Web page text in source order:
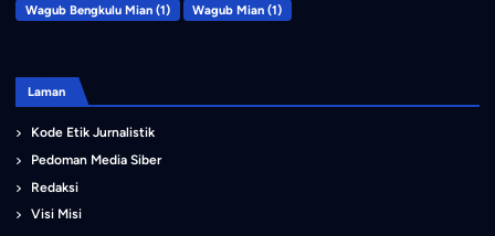
Wagub Bengkulu Mian(1) Wagub Mian (1)
Laman
Kode Etik Jurnalistik
Pedoman Media Siber
Redaksi
Visi Misi